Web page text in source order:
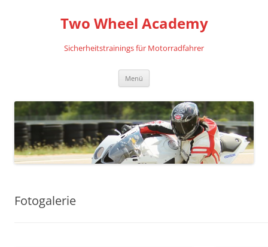
Two Wheel Academy
Sicherheitstrainings für Motorradfahrer
Menü
Fotogalerie